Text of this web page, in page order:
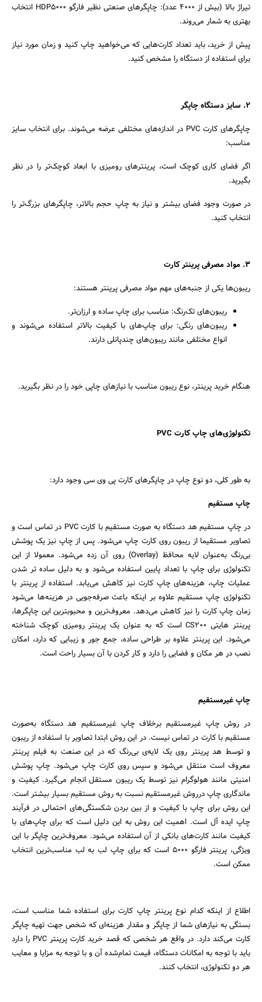
جستجو
تیراژ بالا (بیش از 4000 عدد): چاپگرهای صنعتی نظیر فارگو HDP5000 انتخاب
بهتری به شمار می‌روند.
پیش از خرید، باید تعداد کارت‌هایی که می‌خواهید چاپ کنید و زمان مورد نیاز
برای استفاده از دستگاه را مشخص کنید.
2. سایز دستگاه چاپگر
چاپگرهای کارت PVC در اندازه‌های مختلفی عرضه می‌شوند. برای انتخاب سایز
مناسب:
اگر فضای کاری کوچک است، پرینترهای رومیزی با ابعاد کوچک‌تر را در نظر
بگیرید.
در صورت وجود فضای بیشتر و نیاز به چاپ حجم بالاتر، چاپگرهای بزرگ‌تر را
انتخاب کنید.
3. مواد مصرفی پرینتر کارت
ریبون‌ها یکی از جنبه‌های مهم مواد مصرفی پرینتر هستند:
ریبون‌های تک‌رنگ: مناسب برای چاپ ساده و ارزان‌تر.
ریبون‌های رنگی: برای چاپ‌های با کیفیت بالاتر استفاده می‌شوند و
انواع مختلفی مانند ریبون‌های چندپانلی دارند.
هنگام خرید پرینتر، نوع ریبون مناسب با نیازهای چاپی خود را در نظر بگیرید.
تکنولوژی‌های چاپ کارت PVC
به طور کلی، دو نوع چاپ در چاپگرهای کارت پی وی سی وجود دارد:
چاپ مستقیم
در چاپ مستقیم هد دستگاه به ‌صورت مستقیم با کارت PVC در تماس است و
تصاویر مستقیما از ریبون روی کارت چاپ می‌شود. پس از چاپ نیز یک پوشش
بی‌رنگ به‌عنوان لایه محافظ (Overlay) روی آن زده می‌شود. معمولا از این
تکنولوژی برای چاپ با تعداد پایین استفاده می‌شود و به دلیل ساده‌ تر شدن
عملیات چاپ، هزینه‌های چاپ کارت نیز کاهش می‌یابد. استفاده از پرینتر با
تکنولوژی چاپ مستقیم علاوه بر اینکه باعث صرفه‌جویی در هزینه‌ها می‌شود
زمان چاپ کارت را نیز کاهش می‌دهد. معروف‌ترین و محبوبترین این چاپگرها،
پرینتر هایتی CS200 است که به عنوان یک پرینتر رومیزی کوچک شناخته
می‌شود. این پرینتر علاوه بر طراحی ساده، جمع جور و زیبایی که دارد، امکان
نصب در هر مکان و فضایی را دارد و کار کردن با آن‌ بسیار راحت است.
چاپ غیرمستقیم
در روش چاپ غیرمستقیم برخلاف چاپ غیرمستقیم هد دستگاه به‌صورت
مستقیم با کارت در تماس نیست. در این روش ابتدا تصاویر با استفاده از ریبون
و توسط هد پرینتر روی یک‌ لایه‌ی بی‌رنگ که در این صنعت به فیلم پرینتر
معروف است منتقل می‌شود و سپس روی کارت چاپ می‌شود. چاپ پوشش‌
امنیتی مانند هولوگرام نیز توسط یک ریبون مستقل انجام می‌گیرد. کیفیت و
ماندگاری چاپ درروش غیرمستقیم نسبت به روش مستقیم بسیار بیشتر است.
این روش برای چاپ با کیفیت و از بین بردن شکستگی‌های احتمالی در فرآیند
چاپ ایده آل است. اهمیت این روش به این دلیل است که برای چاپ‌های با
کیفیت مانند کارت‌های بانکی از آن استفاده می‌شود. معروف‌ترین چاپگر با این
ویژگی، پرینتر فارگو ۵۰۰۰ است که برای چاپ لب به لب مناسب‌ترین انتخاب
ممکن است.
اطلاع از اینکه کدام نوع پرینتر چاپ کارت برای استفاده شما مناسب است،
بستگی به نیازهای شما از چاپگر و مقدار هزینه‌ای که شخص جهت تهیه چاپگر
کارت می‌کند دارد. در واقع هر شخصی که قصد خرید کارت پرینتر PVC را دارد
باید با توجه به امکانات دستگاه، قیمت تمام‌شده آن و با توجه به مزایا و معایب
هر دو تکنولوژی، انتخاب کنند.